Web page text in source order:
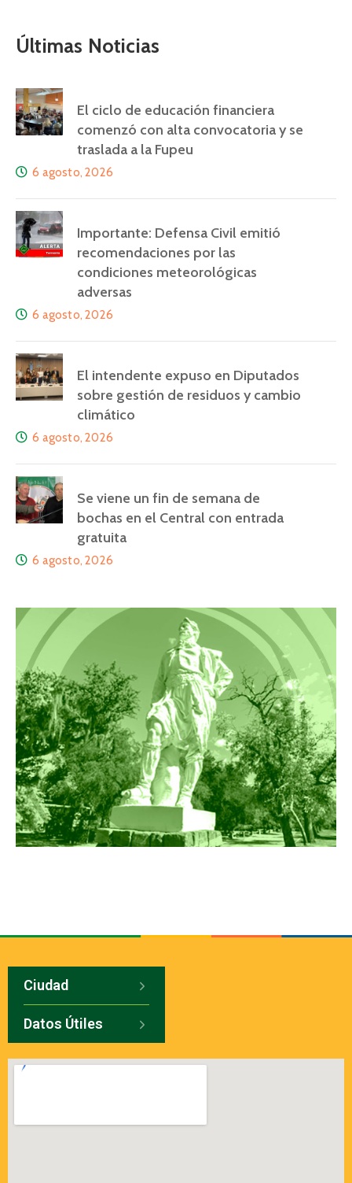
Últimas Noticias
El ciclo de educación financiera
comenzó con alta convocatoria y se
traslada a la Fupeu
6 agosto, 2026
Importante: Defensa Civil emitió
recomendaciones por las
condiciones meteorológicas
adversas
6 agosto, 2026
El intendente expuso en Diputados
sobre gestión de residuos y cambio
climático
6 agosto, 2026
Se viene un fin de semana de
bochas en el Central con entrada
gratuita
6 agosto, 2026
Ciudad
Datos Útiles